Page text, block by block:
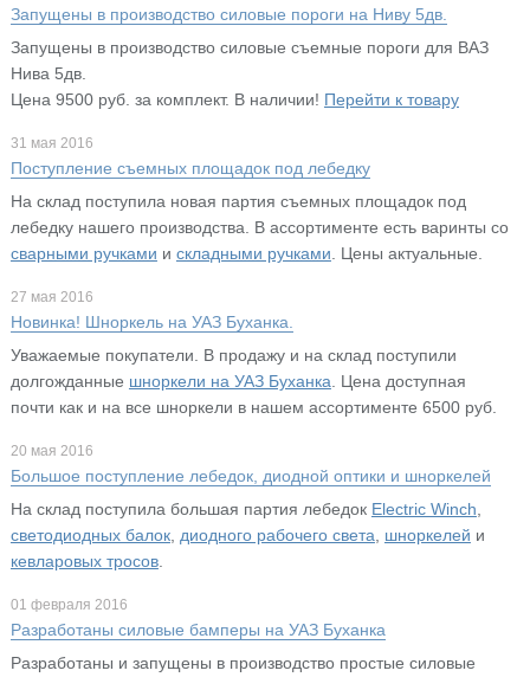
Запущены в производство силовые пороги на Ниву 5дв.
Запущены в производство силовые съемные пороги для ВАЗ
Нива 5дв.
Цена 9500 руб. за комплект. В наличии! Перейти к товару
31 мая 2016
Поступление съемных площадок под лебедку
На склад поступила новая партия съемных площадок под
лебедку нашего производства. В ассортименте есть варинты со
сварными ручками и складными ручками . Цены актуальные.
27 мая 2016
Новинка! Шноркель на УАЗ Буханка.
Уважаемые покупатели. В продажу и на склад поступили
долгожданные шноркели на УАЗ Буханка . Цена доступная
почти как и на все шноркели в нашем ассортименте 6500 руб.
20 мая 2016
Большое поступление лебедок, диодной оптики и шноркелей
На склад поступила большая партия лебедок Electric Winch
светодиодных балок, диодного рабочего света шноркелей и
кевларовых тросов.
01 февраля 2016
Разработаны силовые бамперы на УАЗ Буханка
Разработаны и запущены в производство простые силовые